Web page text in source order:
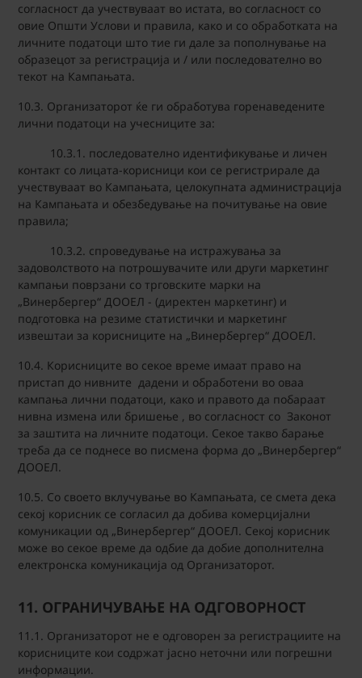
согласност да учествуваат во истата, во согласност со
овие Општи Услови и правила, како и со обработката на
личните податоци што тие ги дале за пополнување на
образецот за регистрација и / или последователно во
текот на Кампањата.
10.3. Организаторот ќе ги обработува горенаведените
лични податоци на учесниците за:
10.3.1. последователно идентификување и личен
контакт со лицата-корисници кои се регистрирале да
учествуваат во Кампањата, целокупната администрација
на Кампањата и обезбедување на почитување на овие
правила;
10.3.2. спроведување на истражувања за
задоволството на потрошувачите или други маркетинг
кампањи поврзани со трговските марки на
„Винербергер“ ДООЕЛ - (директен маркетинг) и
подготовка на резиме статистички и маркетинг
извештаи за корисниците на „Винербергер“ ДООЕЛ.
10.4. Корисниците во секое време имаат право на
пристап до нивните дадени и обработени во оваа
кампања лични податоци, како и правото да побараат
нивна измена или бришење , во согласност со Законот
за заштита на личните податоци. Секое такво барање
треба да се поднесе во писмена форма до „Винербергер“
ДООЕЛ.
10.5. Со своето вклучување во Кампањата, се смета дека
секој корисник се согласил да добива комерцијални
комуникации од „Винербергер“ ДООЕЛ. Секој корисник
може во секое време да одбие да добие дополнителна
електронска комуникација од Организаторот.
11. ОГРАНИЧУВАЊЕ НА ОДГОВОРНОСТ
11.1. Организаторот не е одговорен за регистрациите на
корисниците кои содржат јасно неточни или погрешни
информации.